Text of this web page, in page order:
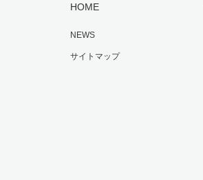
HOME
NEWS
サイトマップ